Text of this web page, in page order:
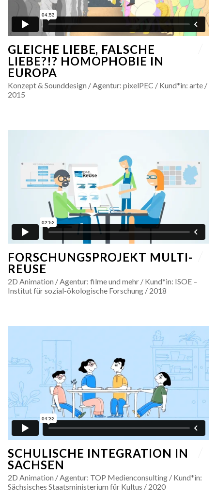
GLEICHE LIEBE, FALSCHE
LIEBE?!? HOMOPHOBIE IN
EUROPA
Konzept & Sounddesign / Agentur: pixelPEC / Kund*in: arte /
2015
FORSCHUNGSPROJEKT MULTI-
REUSE
2D Animation / Agentur: filme und mehr / Kund*in: ISOE –
Institut für sozial-ökologische Forschung / 2018
SCHULISCHE INTEGRATION IN
SACHSEN
2D Animation / Agentur: TOP Medienconsulting / Kund*in:
Sächsisches Staatsministerium für Kultus / 2020